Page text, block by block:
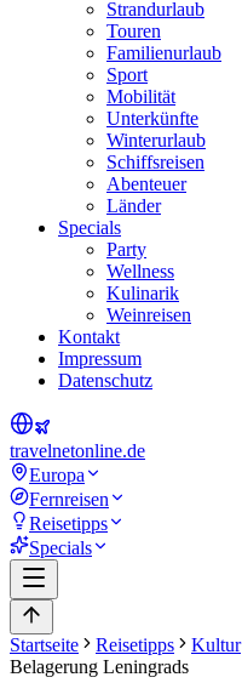
Strandurlaub
Touren
Familienurlaub
Sport
Mobilität
Unterkünfte
Winterurlaub
Schiffsreisen
Abenteuer
Länder
Specials
Party
Wellness
Kulinarik
Weinreisen
Kontakt
Impressum
Datenschutz
travelnetonline.de
Europa
Fernreisen
Reisetipps
Specials
Startseite Reisetipps Kultur
Belagerung Leningrads